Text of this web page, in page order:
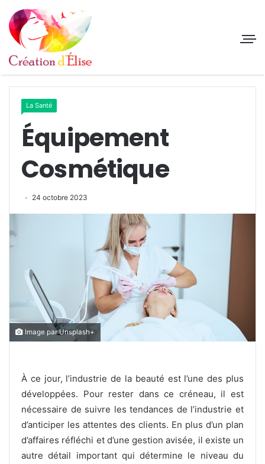
La Santé
Équipement
Cosmétique
24 octobre 2023
Image par Unsplash+
À ce jour, l’industrie de la beauté est l’une des plus
développées. Pour rester dans ce créneau, il est
nécessaire de suivre les tendances de l’industrie et
d’anticiper les attentes des clients. En plus d’un plan
d’affaires réfléchi et d’une gestion avisée, il existe un
autre détail important qui détermine le niveau du